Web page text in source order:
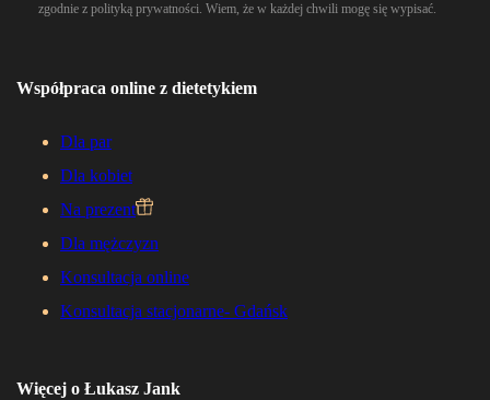
Współpraca online z dietetykiem
Dla par
Dla kobiet
Na prezent
Dla mężczyzn
Konsultacja online
Konsultacja stacjonarne- Gdańsk
Więcej o Łukasz Jank
zgodnie z polityką prywatności. Wiem, że w każdej chwili mogę się wypisać.